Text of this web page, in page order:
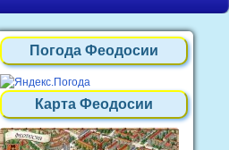
Погода Феодосии
Карта Феодосии